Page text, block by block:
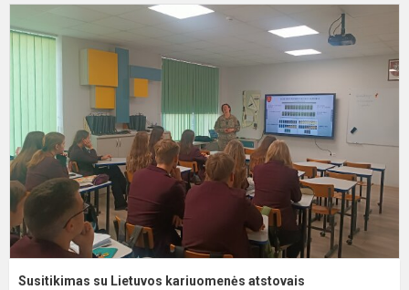
Susitikimas su Lietuvos kariuomenės atstovais